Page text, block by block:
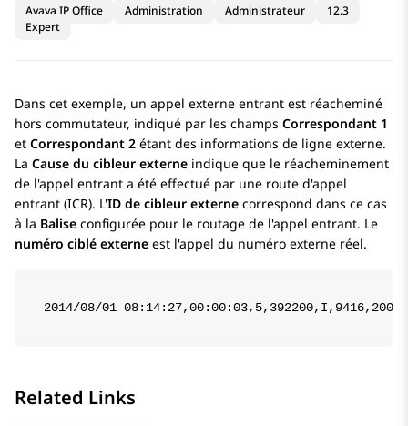
Avaya IP Office Administration Administrateur
12.3
Expert
Dans cet exemple, un appel externe entrant est réacheminé
hors commutateur, indiqué par les champs Correspondant 1
et Correspondant 2 étant des informations de ligne externe.
La Cause du cibleur externe indique que le réacheminement
de l'appel entrant a été effectué par une route d'appel
entrant (ICR). L'ID de cibleur externe correspond dans ce cas
à la Balise configurée pour le routage de l'appel entrant. Le
numéro ciblé externe est l'appel du numéro externe réel.
2014/08/01
Related Links